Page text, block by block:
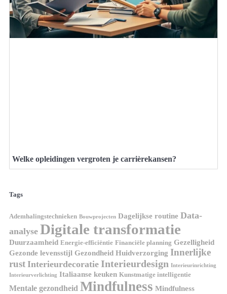
Welke opleidingen vergroten je carrièrekansen?
Tags
Ademhalingstechnieken Bouwprojecten Dagelijkse routine Data-
analyse Digitale transformatie
Duurzaamheid Energie-efficiëntie Financiële planning Gezelligheid
Gezonde levensstijl Gezondheid Huidverzorging Innerlijke
rust Interieurdecoratie Interieurdesign Interieurinrichting
Interieurverlichting Italiaanse keuken Kunstmatige intelligentie
Mentale gezondheid Mindfulness Mindfulness